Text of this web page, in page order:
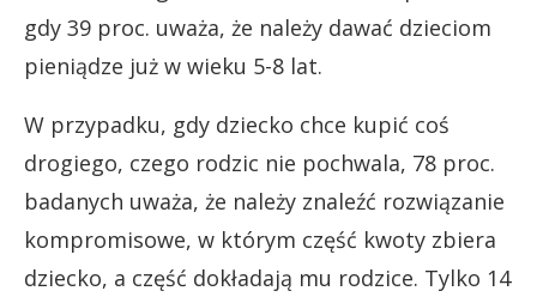
gdy 39 proc. uważa, że ​​należy dawać dzieciom
pieniądze już w wieku 5-8 lat.
W przypadku, gdy dziecko chce kupić coś
drogiego, czego rodzic nie pochwala, 78 proc.
badanych uważa, że ​​należy znaleźć rozwiązanie
kompromisowe, w którym część kwoty zbiera
dziecko, a część dokładają mu rodzice. Tylko 14